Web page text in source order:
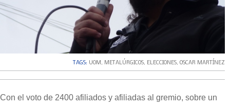
TAGS: UOM , METALÚRGICOS, ELECCIONES, OSCAR MARTÍNEZ
Con el voto de 2400 afiliados y afiliadas al gremio, sobre un